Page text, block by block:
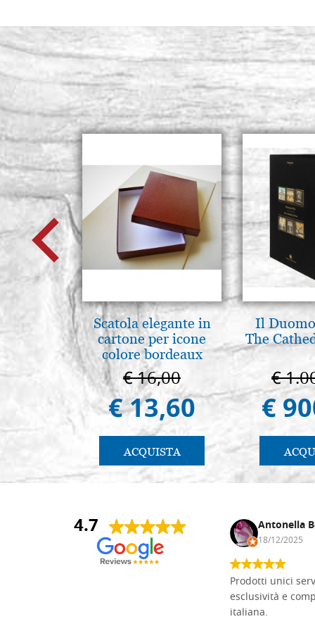
Scatola elegante in
cartone per icone
colore bordeaux
€ 16,00
€ 13,60
ACQUISTA
Il
The
€
€
4.7
Andrea Monguzzi Antonella
18/12/2025
Prodotti unici
esclusività e
italiana.